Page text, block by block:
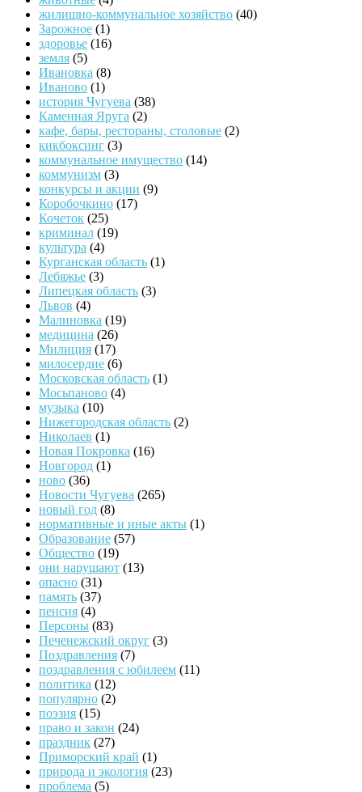
жилищно-коммунальное хозяйство (40)
Зарожное (1)
здоровье (16)
земля (5)
Ивановка (8)
Иваново (1)
история Чугуева (38)
Каменная Яруга (2)
кафе, бары, рестораны, столовые (2)
кикбоксинг (3)
коммунальное имущество (14)
коммунизм (3)
конкурсы и акции (9)
Коробочкино (17)
Кочеток (25)
криминал (19)
культура (4)
Курганская область (1)
Лебяжье (3)
Липецкая область (3)
Львов (4)
Малиновка (19)
медицина (26)
Милиция (17)
милосердие (6)
Московская область (1)
Мосьпаново (4)
музыка (10)
Нижегородская область (2)
Николаев (1)
Новая Покровка (16)
Новгород (1)
ново (36)
Новости Чугуева (265)
новый год (8)
нормативные и иные акты (1)
Образование (57)
Общество (19)
они нарушают (13)
опасно (31)
память (37)
пенсия (4)
Персоны (83)
Печенежский округ (3)
Поздравления (7)
поздравления с юбилеем (11)
политика (12)
популярно (2)
поэзия (15)
право и закон (24)
праздник (27)
Приморский край (1)
природа и экология (23)
проблема (5)